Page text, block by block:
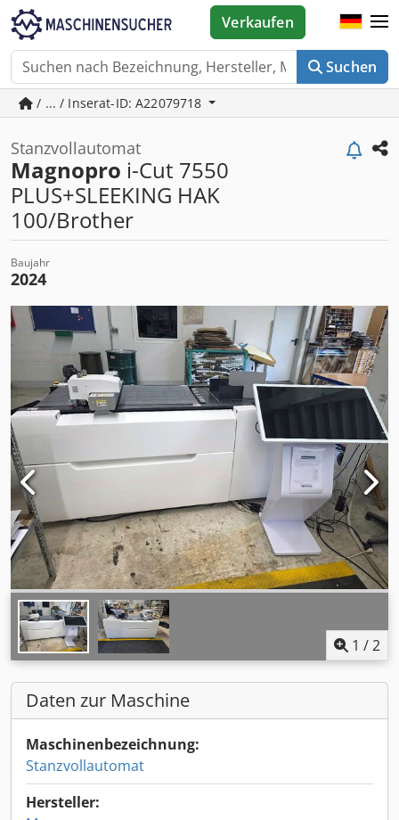
Suchen
Verkaufen
/ ... / Inserat-ID: A22079718
Stanzvollautomat
Magnopro i-Cut 7550
PLUS+SLEEKING HAK
100/Brother
Baujahr
2024
1 /2
Daten zur Maschine
Maschinenbezeichnung:
Stanzvollautomat
Hersteller: